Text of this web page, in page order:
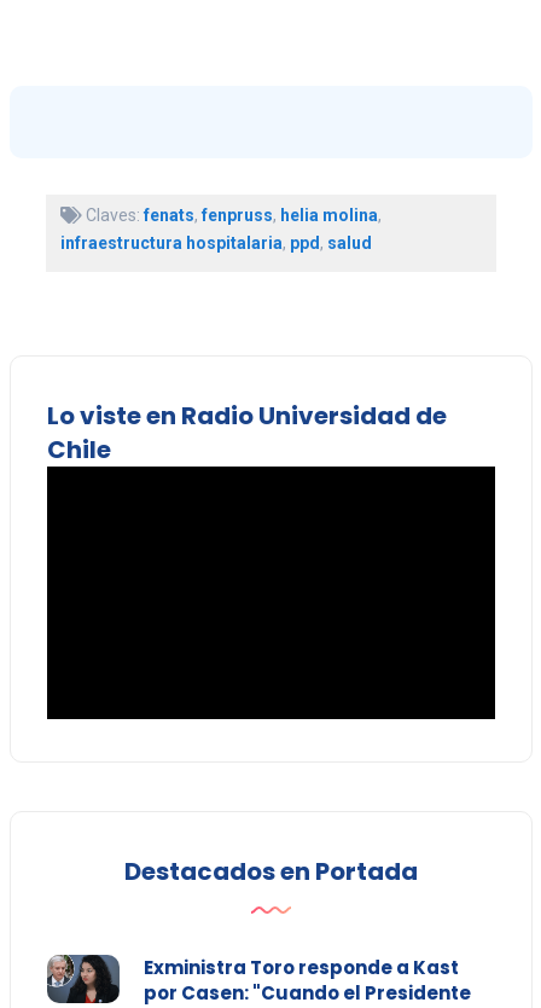
Claves:fenats,fenpruss, helia molina,
infraestructura hospitalaria, ppd , salud
Lo viste en Radio Universidad de
Chile
Destacados en Portada
Exministra Toro responde a Kast
por Casen: "Cuando el Presidente